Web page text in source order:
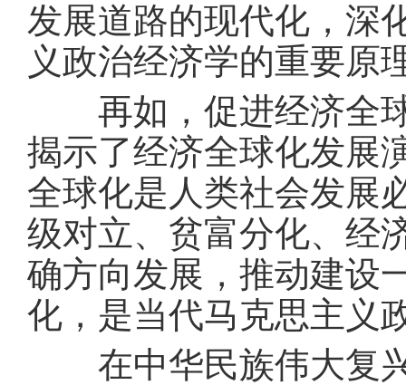
发展道路的现代化，深
义政治经济学的重要原
再如，促进经济全球
揭示了经济全球化发展
全球化是人类社会发展
级对立、贫富分化、经
确方向发展，推动建设
化，是当代马克思主义
在中华民族伟大复兴